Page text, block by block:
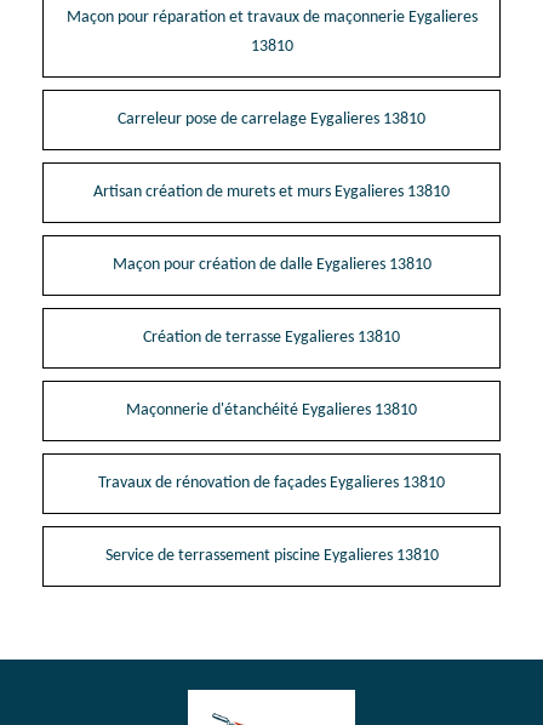
Maçon pour réparation et travaux de maçonnerie Eygalieres
13810
Carreleur pose de carrelage Eygalieres 13810
Artisan création de murets et murs Eygalieres 13810
Maçon pour création de dalle Eygalieres 13810
Création de terrasse Eygalieres 13810
Maçonnerie d'étanchéité Eygalieres 13810
Travaux de rénovation de façades Eygalieres 13810
Service de terrassement piscine Eygalieres 13810